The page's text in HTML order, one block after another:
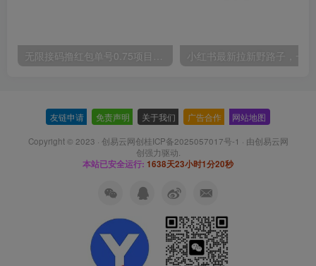
无限接码撸红包单号0.75项目无偿分享给你【揭秘】
友链申请 免责声明 关于我们 广告合作 网站地图
Copyright © 2023 · 创易云网创桂ICP备2025057017号-1 · 由创易云网
创强力驱动.
本站已安全运行: 1638天23小时1分20秒